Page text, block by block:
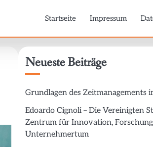
Startseite Impressum
Neueste Beiträge
Grundlagen des Zeitmanagements
Edoardo Cignoli – Die Vereinigten
Zentrum für Innovation,
Unternehmertum